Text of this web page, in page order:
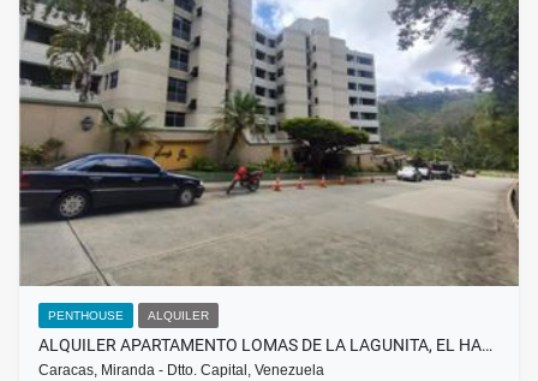
PENTHOUSE ALQUILER
ALQUILER APARTAMENTO LOMAS DE LA LAGUNITA, EL HA…
Caracas, Miranda - Dtto. Capital, Venezuela